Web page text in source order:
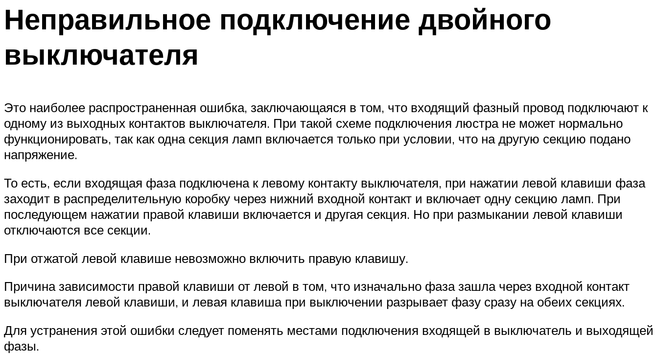
Неправильное подключение двойного
выключателя
Это наиболее распространенная ошибка, заключающаяся в том, что входящий фазный провод подключают к
одному из выходных контактов выключателя. При такой схеме подключения люстра не может нормально
функционировать, так как одна секция ламп включается только при условии, что на другую секцию подано
напряжение.
То есть, если входящая фаза подключена к левому контакту выключателя, при нажатии левой клавиши фаза
заходит в распределительную коробку через нижний входной контакт и включает одну секцию ламп. При
последующем нажатии правой клавиши включается и другая секция. Но при размыкании левой клавиши
отключаются все секции.
При отжатой левой клавише невозможно включить правую клавишу.
Причина зависимости правой клавиши от левой в том, что изначально фаза зашла через входной контакт
выключателя левой клавиши, и левая клавиша при выключении разрывает фазу сразу на обеих секциях.
Для устранения этой ошибки следует поменять местами подключения входящей в выключатель и выходящей
фазы.